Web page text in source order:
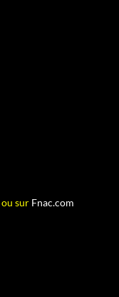
ou sur Fnac.com